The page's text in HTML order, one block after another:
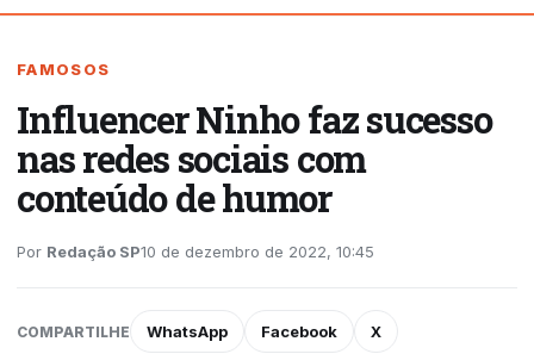
FAMOSOS
Influencer Ninho faz sucesso
nas redes sociais com
conteúdo de humor
Por Redação SP10 de dezembro de 2022, 10:45
COMPARTILHE WhatsApp Facebook X